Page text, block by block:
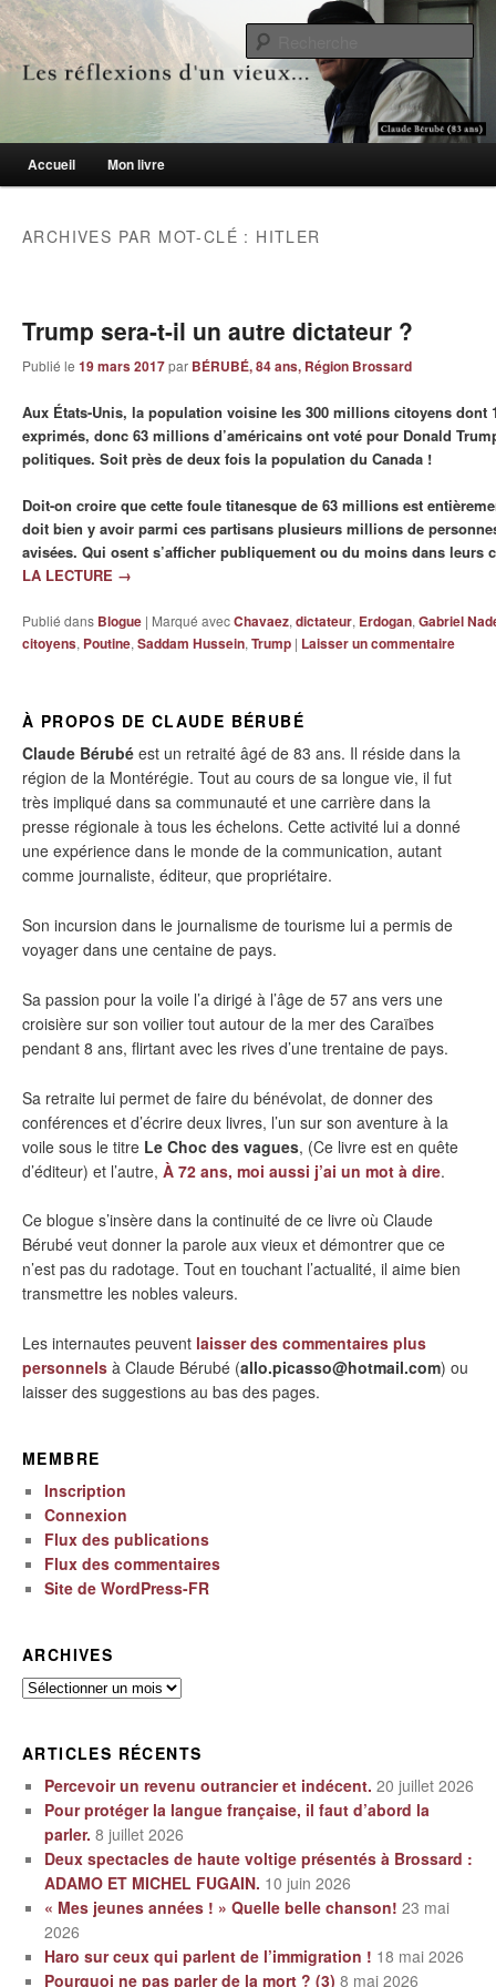
Les réflexions d'un vieux…
Le blogue des aînés de 65 ans et +
Menu principal
Aller au contenu principal
Aller au contenu secondaire
Accueil Mon livre
ARCHIVES PAR MOT-CLÉ : HITLER
Trump sera-t-il un autre dictateur ?
Publié le 19 mars 2017par BÉRUBÉ, 84 ans, Région Brossard
Aux États-Unis, la population voisine les 300 millions citoyens dont
exprimés, donc 63 millions d’américains ont voté pour Donald
politiques. Soit près de deux fois la population du Canada !
Doit-on croire que cette foule titanesque de 63 millions est
doit bien y avoir parmi ces partisans plusieurs millions de
avisées. Qui osent s’afficher publiquement ou du moins dans leurs
LA LECTURE →
Publié dans Blogue | Marqué avecChavaez, dictateur, Erdogan, Gabriel
citoyens, Poutine, Saddam Hussein, Trump | Laisser un commentaire
À PROPOS DE CLAUDE BÉRUBÉ
Claude Bérubé est un retraité âgé de 83 ans. Il réside dans la
région de la Montérégie. Tout au cours de sa longue vie, il fut
très impliqué dans sa communauté et une carrière dans la
presse régionale à tous les échelons. Cette activité lui a donné
une expérience dans le monde de la communication, autant
comme journaliste, éditeur, que propriétaire.
Son incursion dans le journalisme de tourisme lui a permis de
voyager dans une centaine de pays.
Sa passion pour la voile l’a dirigé à l’âge de 57 ans vers une
croisière sur son voilier tout autour de la mer des Caraïbes
pendant 8 ans, flirtant avec les rives d’une trentaine de pays.
Sa retraite lui permet de faire du bénévolat, de donner des
conférences et d’écrire deux livres, l’un sur son aventure à la
voile sous le titre Le Choc des vagues, (Ce livre est en quête
d’éditeur) et l’autre, À 72 ans, moi aussi j’ai un mot à dire.
Ce blogue s’insère dans la continuité de ce livre où Claude
Bérubé veut donner la parole aux vieux et démontrer que ce
n’est pas du radotage. Tout en touchant l’actualité, il aime bien
transmettre les nobles valeurs.
Les internautes peuvent laisser des commentaires plus
personnels à Claude Bérubé (allo.picasso@hotmail.com) ou
laisser des suggestions au bas des pages.
MEMBRE
Inscription
Connexion
Flux des publications
Flux des commentaires
Site de WordPress-FR
ARCHIVES
Archives
ARTICLES RÉCENTS
Percevoir un revenu outrancier et indécent. 20 juillet 2026
Pour protéger la langue française, il faut d’abord la
parler. 8 juillet 2026
Deux spectacles de haute voltige présentés à Brossard :
ADAMO ET MICHEL FUGAIN. 10 juin 2026
« Mes jeunes années ! » Quelle belle chanson! 23 mai
2026
Haro sur ceux qui parlent de l’immigration ! 18 mai 2026
Pourquoi ne pas parler de la mort ? (3) 8 mai 2026